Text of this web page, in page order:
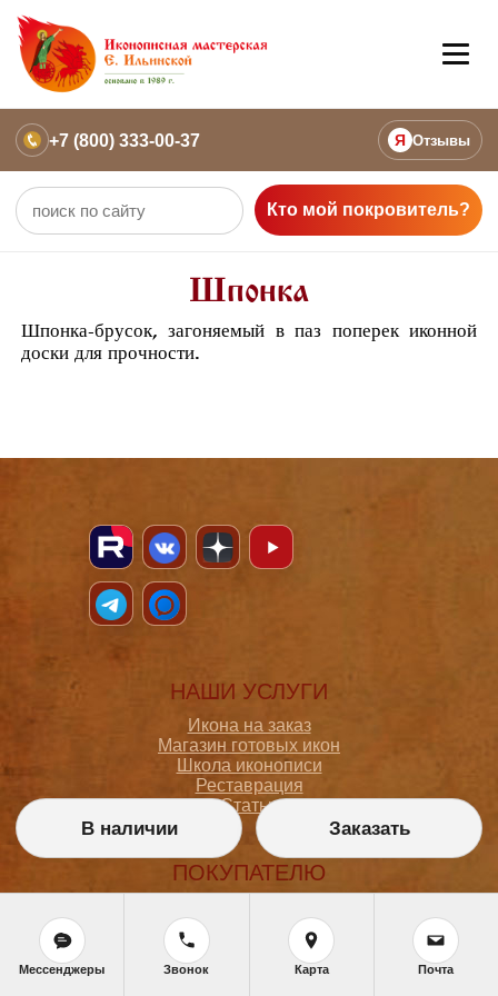
+7 (800) 333-00-37 Я Отзывы
Кто мой покровитель?
Шпонка
Шпонка-брусок, загоняемый в паз поперек иконной
доски для прочности.
НАШИ УСЛУГИ
Икона на заказ
Магазин готовых икон
Школа иконописи
Реставрация
Статьи
ПОКУПАТЕЛЮ
Как сделать заказ
Доставка и оплата
Политика конфиденциальности
В наличии Заказать
Мессенджеры Звонок Карта Почта